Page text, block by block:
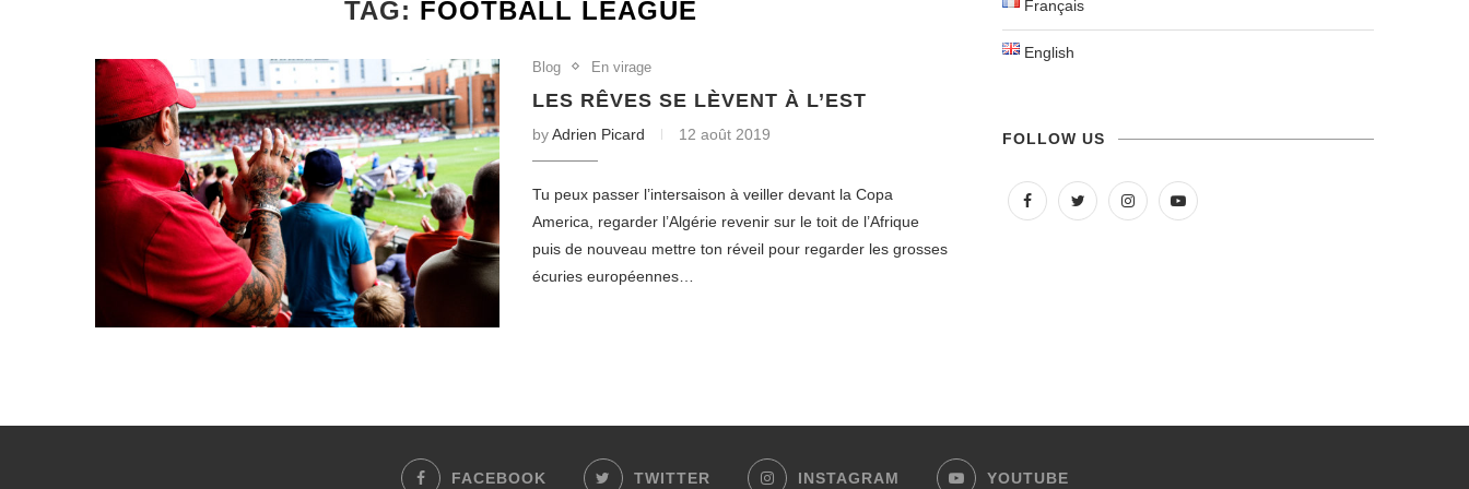
TAG: FOOTBALL LEAGUE
Blog En virage
LES RÊVES SE LÈVENT À L’EST
byAdrien Picard 12 août 2019
Tu peux passer l’intersaison à veiller devant la Copa
America, regarder l’Algérie revenir sur le toit de l’Afrique
puis de nouveau mettre ton réveil pour regarder les grosses
écuries européennes…
Français
English
FOLLOW US
FACEBOOK TWITTER INSTAGRAM YOUTUBE